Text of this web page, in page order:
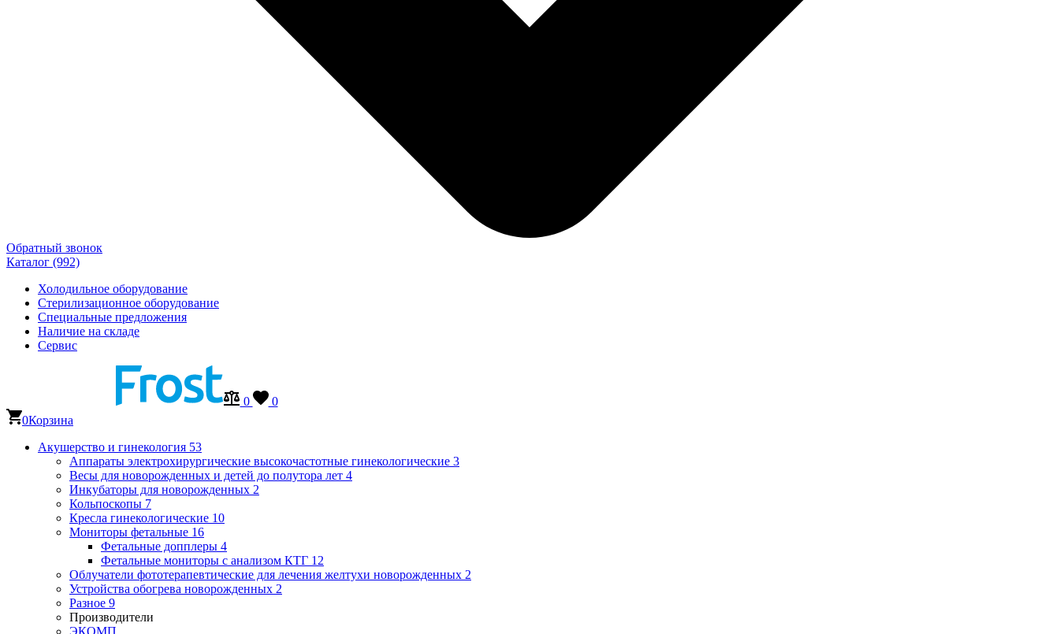
Обратный звонок
Каталог (992)
Холодильное оборудование
Стерилизационное оборудование
Специальные предложения
Наличие на складе
Сервис
0
0
0Корзина
Акушерство и гинекология 53
Аппараты электрохирургические высокочастотные гинекологические 3
Весы для новорожденных и детей до полутора лет 4
Инкубаторы для новорожденных 2
Кольпоскопы 7
Кресла гинекологические 10
Мониторы фетальные 16
Фетальные допплеры 4
Фетальные мониторы с анализом КТГ 12
Облучатели фототерапевтические для лечения желтухи новорожденных 2
Устройства обогрева новорожденных 2
Разное 9
Производители
ЭКОМП